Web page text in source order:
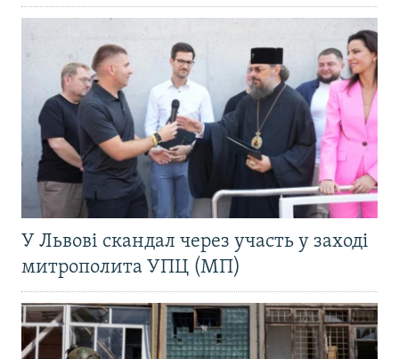
У Львові скандал через участь у заході
митрополита УПЦ (МП)